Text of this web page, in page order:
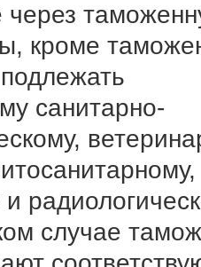
кроме
санитарно-
и
случае